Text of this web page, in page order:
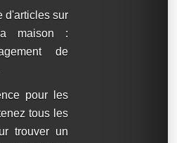
d'articles sur
maison :
de
pour les
tous les
trouver un